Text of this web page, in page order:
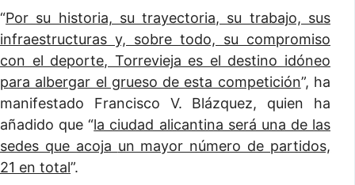
“Por su historia, su trayectoria, su trabajo, sus
infraestructuras y, sobre todo, su compromiso
con el deporte, Torrevieja es el destino idóneo
para albergar el grueso de esta competición”, ha
manifestado Francisco V. Blázquez, quien ha
añadido que “la ciudad alicantina será una de las
sedes que acoja un mayor número de partidos,
21 en total”.